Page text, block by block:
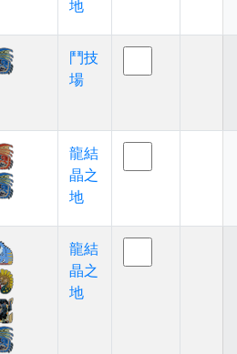
地
鬥技
場
龍結
晶之
地
龍結
晶之
地